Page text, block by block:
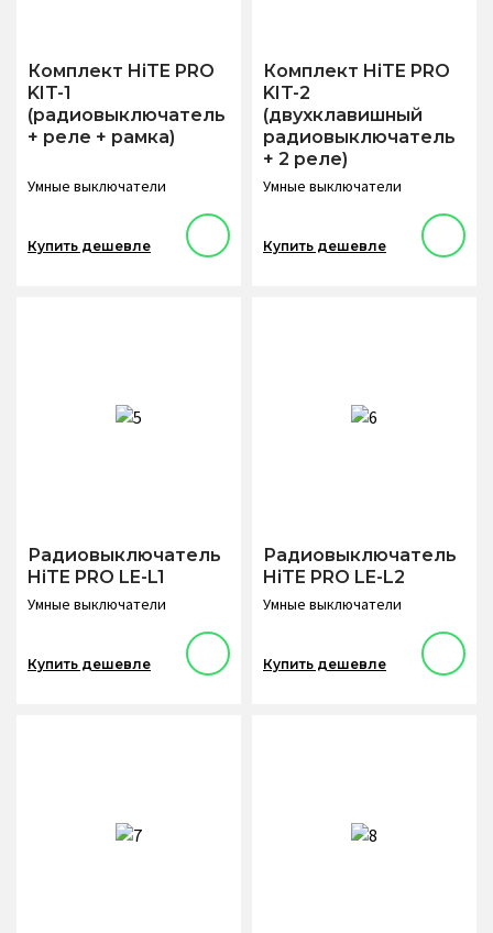
Комплект HiTE PRO
KIT-1
(радиовыключатель
+ реле + рамка)
Умные выключатели
Купить дешевле
Комплект HiTE PRO
KIT-2
(двухклавишный
радиовыключатель
+ 2 реле)
Умные выключатели
Купить дешевле
Радиовыключатель
HiTE PRO LE-L1
Умные выключатели
Купить дешевле
Радиовыключатель
HiTE PRO LE-L2
Умные выключатели
Купить дешевле